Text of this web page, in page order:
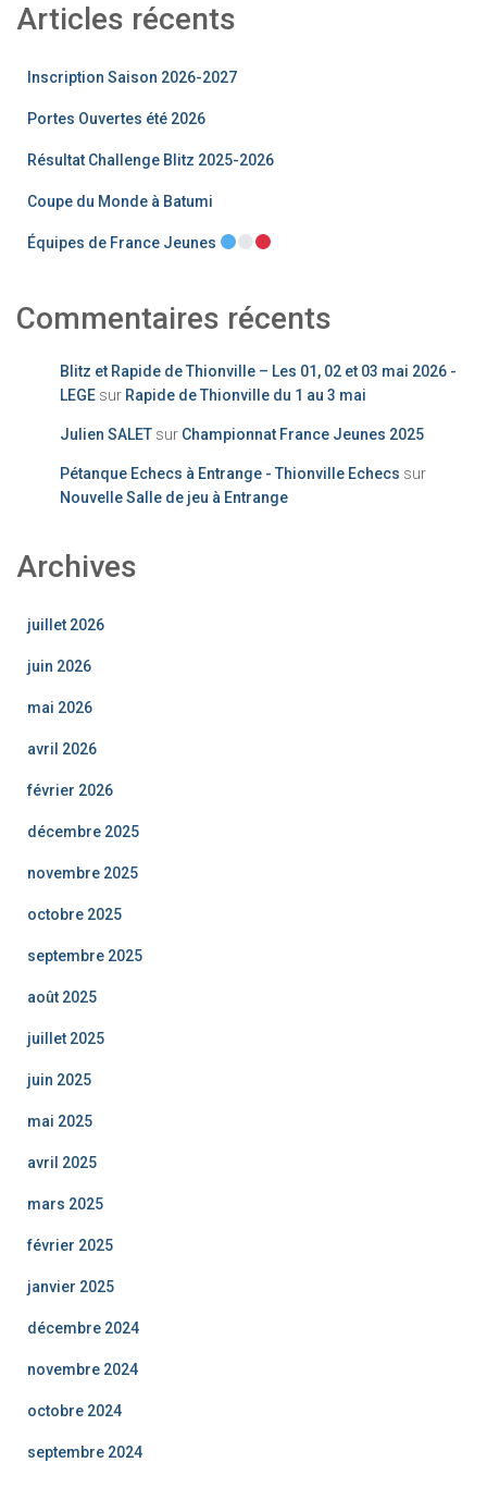
Articles récents
Inscription Saison 2026-2027
Portes Ouvertes été 2026
Résultat Challenge Blitz 2025-2026
Coupe du Monde à Batumi
Équipes de France Jeunes
Commentaires récents
Blitz et Rapide de Thionville – Les 01, 02 et 03 mai 2026 -
LEGE sur Rapide de Thionville du 1 au 3 mai
Julien SALET sur Championnat France Jeunes 2025
Pétanque Echecs à Entrange - Thionville Echecs sur
Nouvelle Salle de jeu à Entrange
Archives
juillet 2026
juin 2026
mai 2026
avril 2026
février 2026
décembre 2025
novembre 2025
octobre 2025
septembre 2025
août 2025
juillet 2025
juin 2025
mai 2025
avril 2025
mars 2025
février 2025
janvier 2025
décembre 2024
novembre 2024
octobre 2024
septembre 2024